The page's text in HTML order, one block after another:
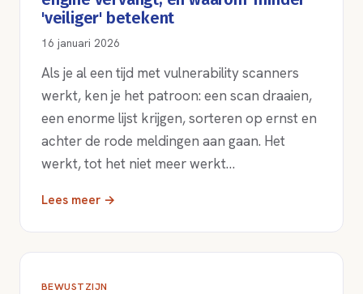
'veiliger' betekent
16 januari 2026
Als je al een tijd met vulnerability scanners
werkt, ken je het patroon: een scan draaien,
een enorme lijst krijgen, sorteren op ernst en
achter de rode meldingen aan gaan. Het
werkt, tot het niet meer werkt…
Lees meer →
BEWUSTZIJN